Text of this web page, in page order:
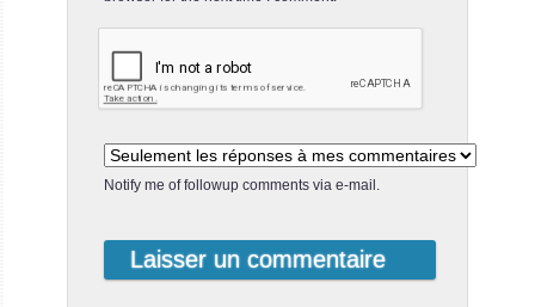
Notify me of followup comments via e-mail.